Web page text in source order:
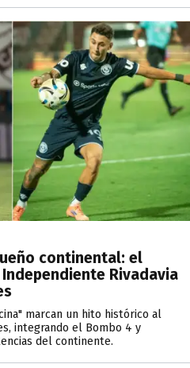
continental: el
Rivadavia
marcan un hito histórico al
integrando el Bombo 4 y
del continente.